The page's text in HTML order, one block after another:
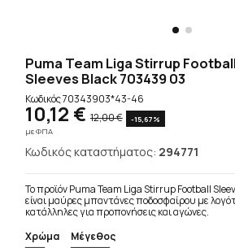
Puma Team Liga Stirrup
Sleeves Black 703439 03
Κωδικός70343903*43-46
10,12 € 12,00 €
-15,67%
με ΦΠΑ
Κωδικός καταστήματος: 294771
Το προϊόν Puma Team Liga Stirrup Football
είναι μαύρες μπαντάνες ποδοσφαίρου με
κατάλληλες για προπονήσεις και αγώνες.
Χρώμα
Μέγεθος